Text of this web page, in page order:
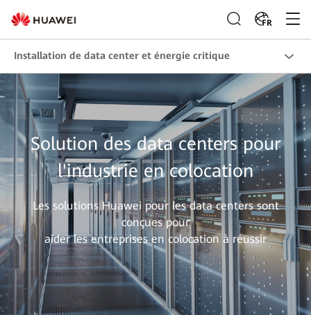
FR
Installation de data center et énergie critique
Solution des data centers pour
l'industrie en colocation
Les solutions Huawei pour les data centers sont
conçues pour
aider les entreprises en colocation à réussir